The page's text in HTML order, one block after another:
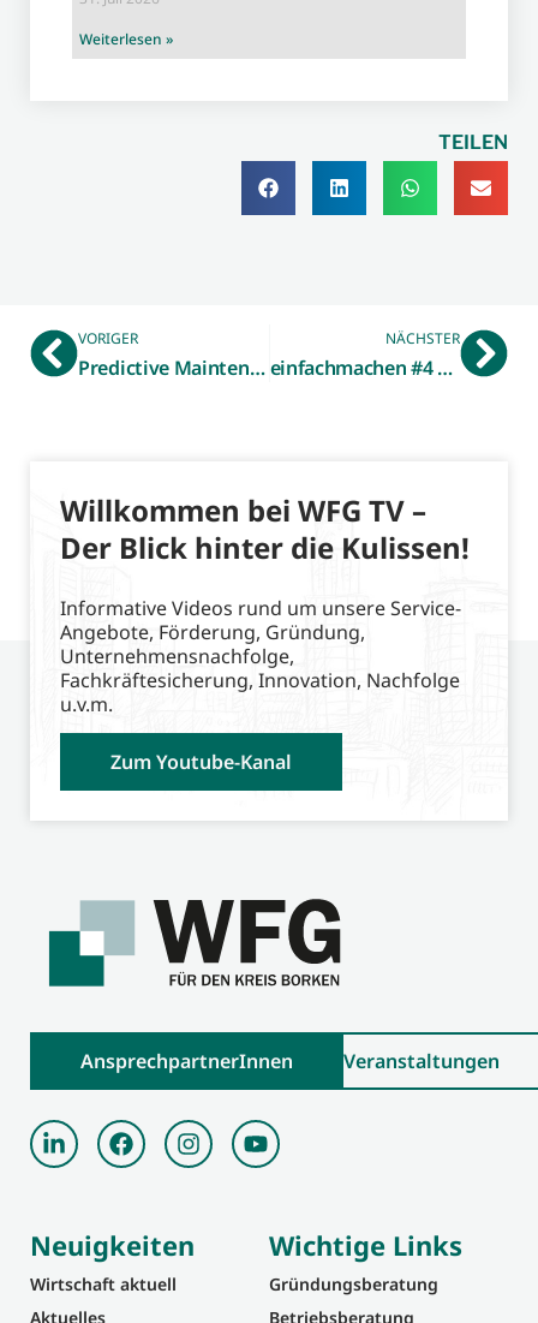
Weiterlesen »
TEILEN
VORIGER
Predictive Maintenance – Nur datenbasiert?
NÄCHSTER
einfachmachen #4 startet: Personalarbeitsinitiative nimmt Zukunftsfaktor Ausbildung in den Fokus
Willkommen bei WFG TV –
Der Blick hinter die Kulissen!
Informative Videos rund um unsere Service-
Angebote, Förderung, Gründung,
Unternehmensnachfolge,
Fachkräftesicherung, Innovation, Nachfolge
u.v.m.
Zum Youtube-Kanal
AnsprechpartnerInnen Veranstaltungen
Neuigkeiten
Wirtschaft aktuell
Aktuelles
Wichtige Links
Gründungsberatung
Betriebsberatung